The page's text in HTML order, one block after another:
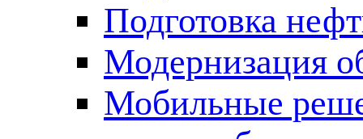
Подготовка
Модернизация
Мобильные